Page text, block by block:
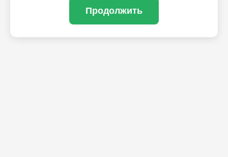
Продолжить